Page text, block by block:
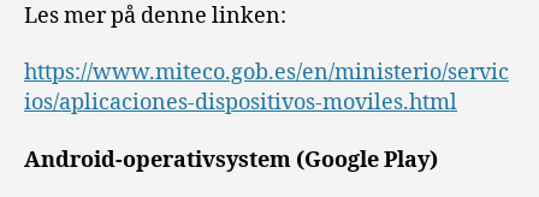
Les mer på denne linken:
https://www.miteco.gob.es/en/ministerio/servic
ios/aplicaciones-dispositivos-moviles.html
Android-operativsystem (Google Play)